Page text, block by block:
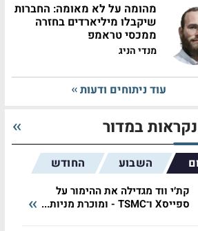
מהומה על לא מאומה: החברות
שיקבלו מיליארדים בחזרה
ממכסי טראמפ
מנדי הניג
עוד ניתוחים ודעות
במדור
השבוע החודש
קת׳י ווד מגדילה את ההימור על
ספייסX ו־TSMC - ומוכרת מניות...